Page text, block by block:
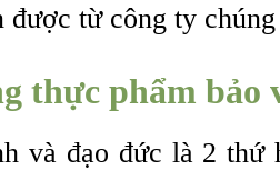
từ công ty
thực phẩm bảo
và đạo đức là 2 thứ